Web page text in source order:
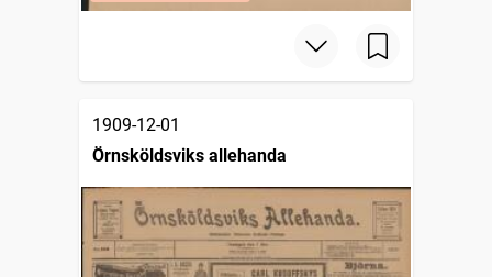
1909-12-01
Örnsköldsviks allehanda